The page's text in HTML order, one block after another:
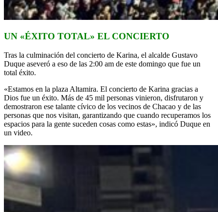
UN «ÉXITO TOTAL» EL CONCIERTO
Tras la culminación del concierto de Karina, el alcalde Gustavo
Duque aseveró a eso de las 2:00 am de este domingo que fue un
total éxito.
«Estamos en la plaza Altamira. El concierto de Karina gracias a
Dios fue un éxito. Más de 45 mil personas vinieron, disfrutaron y
demostraron ese talante cívico de los vecinos de Chacao y de las
personas que nos visitan, garantizando que cuando recuperamos los
espacios para la gente suceden cosas como estas», indicó Duque en
un video.